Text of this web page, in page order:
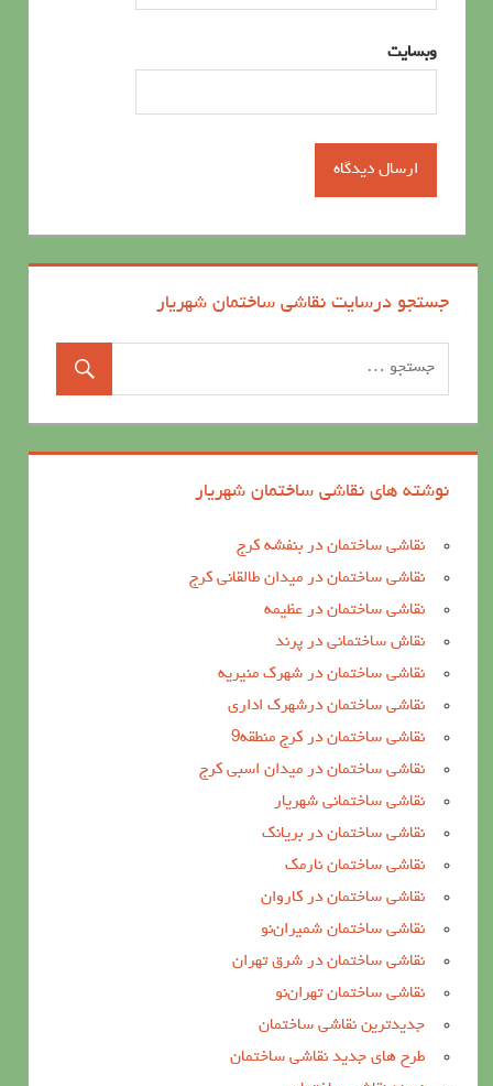
وبسایت
جستجو درسایت نقاشی ساختمان شهریار
نوشته های نقاشی ساختمان شهریار
نقاشی ساختمان در بنفشه کرج
نقاشی ساختمان در میدان طالقانی کرج
نقاشی ساختمان در عظیمه
نقاش ساختمانی در پرند
نقاشی ساختمان در شهرک منیریه
نقاشی ساختمان درشهرک اداری
نقاشی ساختمان در کرج منطقه9
نقاشی ساختمان در میدان اسبی کرج
نقاشی ساختمانی شهریار
نقاشی ساختمان در بریانک
نقاشی ساختمان نارمک
نقاشی ساختمان در کاروان
نقاشی ساختمان شمیران‌نو
نقاشی ساختمان در شرق تهران
نقاشی ساختمان تهران‌نو
جدیدترین نقاشی ساختمان
طرح های جدید نقاشی ساختمان